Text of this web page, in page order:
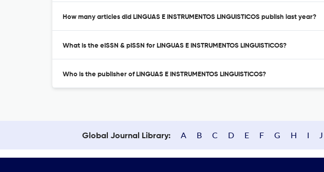
How many articles did LINGUAS E INSTRUMENTOS LINGUISTICOS publish last year?
What is the eISSN & pISSN for LINGUAS E INSTRUMENTOS LINGUISTICOS?
Who is the publisher of LINGUAS E INSTRUMENTOS LINGUISTICOS?
Global Journal Library: A B C D E F G H I J